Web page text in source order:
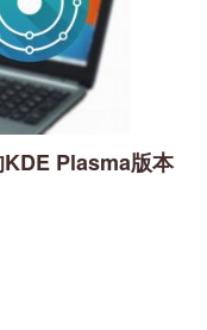
Plasma版本